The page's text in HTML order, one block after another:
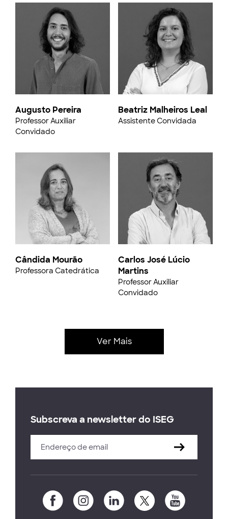
Augusto Pereira
Professor Auxiliar
Convidado
Cândida Mourão
Professora Catedrática
Beatriz Malheiros Leal
Assistente Convidada
Carlos José Lúcio
Martins
Professor Auxiliar
Convidado
Ver Mais
Subscreva a newsletter do ISEG